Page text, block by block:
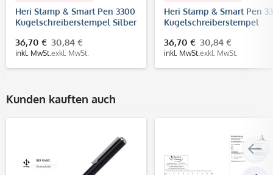
Heri Stamp & Smart Pen 3300
Kugelschreiberstempel Silber
36,70 €
inkl. MwSt.
30,84 €
exkl. MwSt.
Heri Stamp & Smart Pen
Kugelschreiberstempel
36,70 €
inkl. MwSt.
30,84 €
exkl. MwSt.
Kunden kauften auch